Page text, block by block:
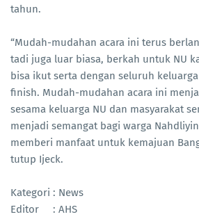
tahun.
“Mudah-mudahan acara ini terus
tadi juga luar biasa, berkah untuk NU
bisa ikut serta dengan seluruh
finish. Mudah-mudahan acara ini
sesama keluarga NU dan masyarakat
menjadi semangat bagi warga
memberi manfaat untuk kemajuan
tutup Ijeck.
Kategori : News
Editor : AHS